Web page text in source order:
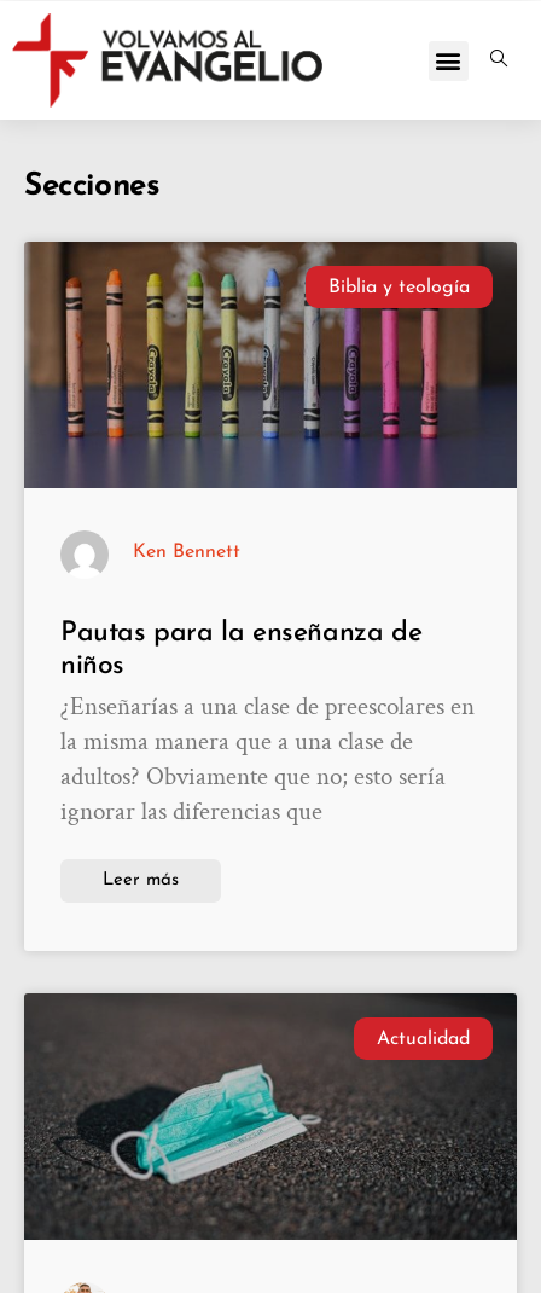
Secciones
Biblia y teología
Pautas para la enseñanza de
niños
¿Enseñarías a una clase de preescolares en
la misma manera que a una clase de
adultos? Obviamente que no; esto sería
ignorar las diferencias que
Leer más
Ken Bennett
Actualidad